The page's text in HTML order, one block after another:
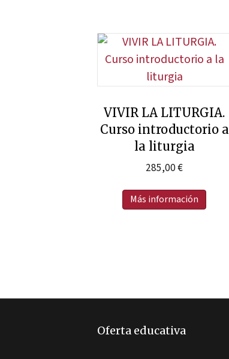
VIVIR LA LITURGIA.
Curso introductorio a
la liturgia
285,00€
Más información
Oferta educativa